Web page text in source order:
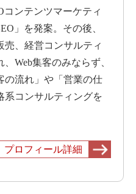
コンテンツマーケティ
」を発案。その後、
売、経営コンサルティ
Web集客のみならず、
の流れ」や「営業の仕
系コンサルティングを
プロフィール詳細